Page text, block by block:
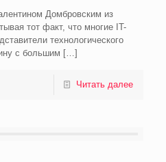
Домбровским из
тот факт, что многие IT-
технологического
с большим […]
Читать далее